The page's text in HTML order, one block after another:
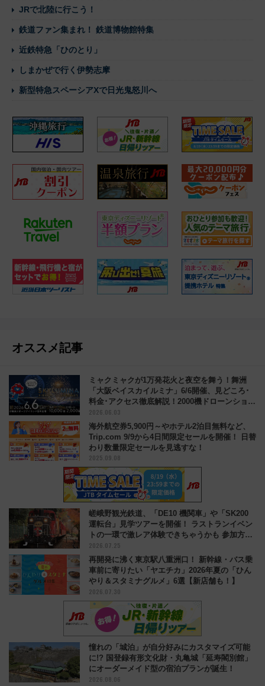
JRで北陸に行こう！
鉄道ファン集まれ！ 鉄道博物館特集
近鉄特急「ひのとり」
しまかぜで行く伊勢志摩
新型特急スペーシアXで日光鬼怒川へ
オススメ記事
ミャクミャクが1万発花火と夜空を舞う！舞洲
「大阪ベイスカイルミナ」6/6開催、見どころ･
料金･アクセス徹底解説！2000機ドローンショー
も
2026.06.03
海外航空券5,900円～やホテル2泊目無料など、
Trip.com 9/9から4日間限定セールを開催！ 日替
わり数量限定セールを見逃すな！
2025.09.08
嵯峨野観光鉄道、「DE10 機関車」や「SK200
運転台」見学ツアーを開催！ ラストランイベン
トの一環で激レア体験できちゃうかも 参加方法
やスケジュールをご紹介
2026.07.25
再開発に沸く東京駅八重洲口！ 新幹線・バス乗
車前に寄りたい「ヤエチカ」2026年夏の「ひん
やり＆スタミナグルメ」6選【新店舗も！】
2026.07.30
憧れの「城泊」が自分好みにカスタマイズ可能
に!? 国登録有形文化財・丸亀城「延寿閣別館」
にオーダーメイド型の宿泊プランが誕生！
2026.08.06